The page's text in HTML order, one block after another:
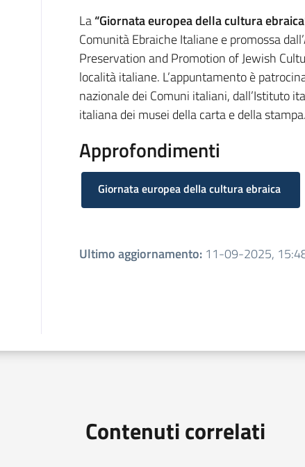
La“Giornata europea della cultura
Comunità Ebraiche Italiane e promossa
Preservation and Promotion of Jewish
località italiane. L’appuntamento è
nazionale dei Comuni italiani, dall’Istituto
italiana dei musei della carta e della stampa.
Approfondimenti
Giornata europea della cultura ebraica
Ultimo aggiornamento: 11-09-2025,
Contenuti correlati